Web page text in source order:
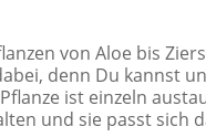
von Aloe bis
denn Du kannst
ist einzeln
und sie passt sich